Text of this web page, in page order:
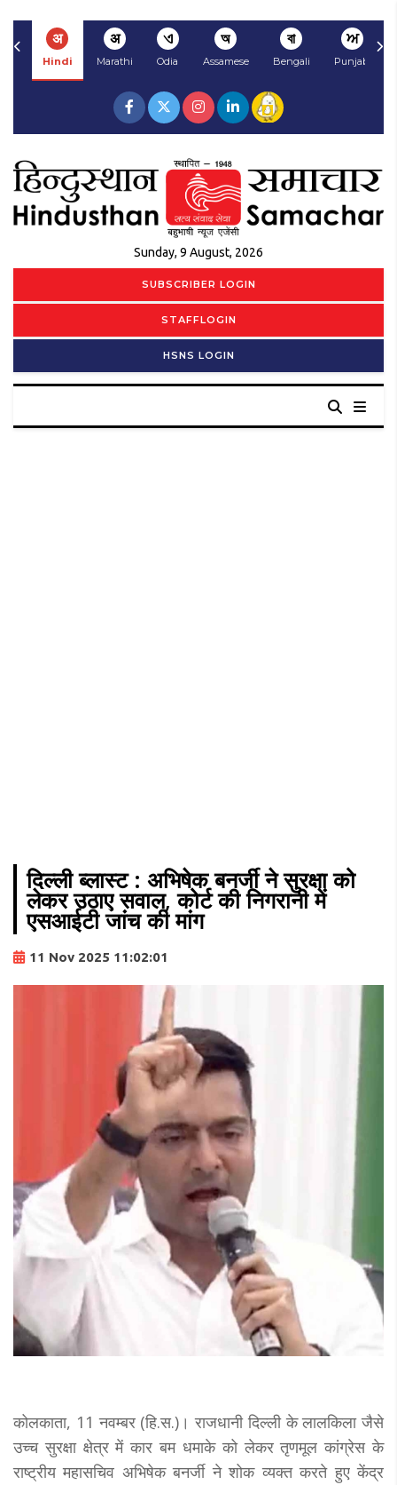
अ
Hindi
अ
Marathi
ଏ
Odia
অ
Assamese
বা
Bengali
ਅ
Punjabi
Sunday, 9 August, 2026
SUBSCRIBER LOGIN
STAFFLOGIN
HSNS LOGIN
दिल्ली ब्लास्ट : अभिषेक बनर्जी ने सुरक्षा को
लेकर उठाए सवाल, कोर्ट की निगरानी में
एसआईटी जांच की मांग
11 Nov 2025 11:02:01
कोलकाता, 11 नवम्बर (हि.स.)। राजधानी दिल्ली के लालकिला जैसे
उच्च सुरक्षा क्षेत्र में कार बम धमाके को लेकर तृणमूल कांग्रेस के
राष्ट्रीय महासचिव अभिषेक बनर्जी ने शोक व्यक्त करते हुए केंद्र